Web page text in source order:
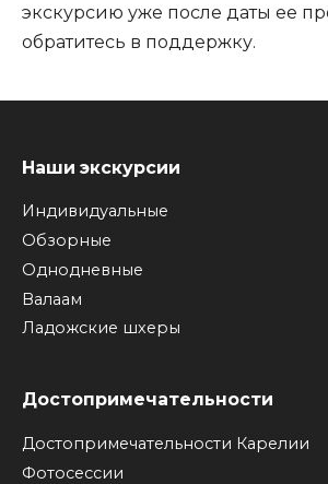
экскурсию уже после даты ее
обратитесь в поддержку.
Наши экскурсии
Индивидуальные
Обзорные
Однодневные
Валаам
Ладожские шхеры
Достопримечательности
Достопримечательности Карелии
Фотосессии